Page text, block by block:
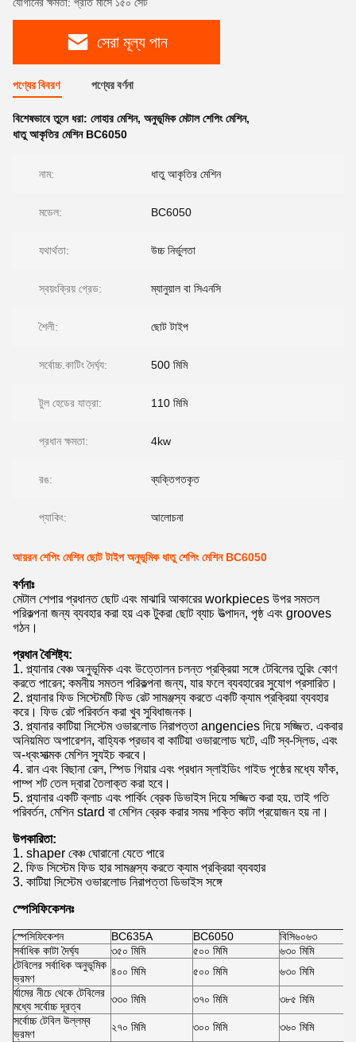
সেরা মূল্য পান
পণ্যের বিবরণ পণ্যের বর্ণনা
বিশেষভাবে তুলে ধরা: লোহার মেশিন, অনুভূমিক মেটাল শেপিং মেশিন,
ধাতু আকৃতির মেশিন BC6050
নাম: ধাতু আকৃতির মেশিন
মডেল: BC6050
যথার্থতা: উচ্চ নির্ভুলতা
স্বয়ংক্রিয় গ্রেড: ম্যানুয়াল বা সিএনসি
শৈলী: ছোট টাইপ
সর্বোচ্চ.কাটিং দৈর্ঘ্য: 500 মিমি
টুল হেডের যাত্রা: 110 মিমি
প্রধান ক্ষমতা: 4kw
রঙ: ব্যক্তিগতকৃত
প্যাকিং: আলোচনা
আয়রন শেপিং মেশিন ছোট টাইপ অনুভূমিক ধাতু শেপিং মেশিন BC6050
বর্ণনাঃ
মেটাল শেপার প্রধানত ছোট এবং মাঝারি আকারের workpieces উপর সমতল
পরিকল্পনা জন্য ব্যবহার করা হয় এক টুকরা ছোট ব্যাচ উত্পাদন, পৃষ্ঠ এবং grooves
গঠন।
প্রধান বৈশিষ্ট্য:
1. প্ল্যানার বেঞ্চ অনুভূমিক এবং উত্তোলন চলন্ত প্রক্রিয়া সঙ্গে টেবিলের তুরিং কোণ
করতে পারেন; কমনীয় সমতল পরিকল্পনা জন্য, যার ফলে ব্যবহারের সুযোগ প্রসারিত।
2. প্ল্যানার ফিড সিস্টেমটি ফিড রেট সামঞ্জস্য করতে একটি ক্যাম প্রক্রিয়া ব্যবহার
করে। ফিড রেট পরিবর্তন করা খুব সুবিধাজনক।
3. প্ল্যানার কাটিয়া সিস্টেম ওভারলোড নিরাপত্তা angencies দিয়ে সজ্জিত. একবার
অনিয়মিত অপারেশন, বাহ্যিক প্রভাব বা কাটিয়া ওভারলোড ঘটে, এটি স্ব-স্লিড, এবং
অ-ধ্বংসাত্মক মেশিন স্যুইচ করবে।
4. রান এবং বিছানা রেল, স্পিড গিয়ার এবং প্রধান স্লাইডিং গাইড পৃষ্ঠের মধ্যে ফাঁক,
পাম্প শট তেল দ্বারা তৈলাক্ত করা হবে।
5. প্ল্যানার একটি ক্লাচ এবং পার্কিং ব্রেক ডিভাইস দিয়ে সজ্জিত করা হয়. তাই গতি
পরিবর্তন, মেশিন stard বা মেশিন ব্রেক করার সময় শক্তি কাটা প্রয়োজন হয় না।
উপকারিতা:
1. shaper বেঞ্চ ঘোরানো যেতে পারে
2. ফিড সিস্টেম ফিড হার সামঞ্জস্য করতে ক্যাম প্রক্রিয়া ব্যবহার
3. কাটিয়া সিস্টেম ওভারলোড নিরাপত্তা ডিভাইস সঙ্গে
স্পেসিফিকেশনঃ
স্পেসিফিকেশন BC635A BC6050
বিসি৬০৬৩
সর্বাধিক কাটা দৈর্ঘ্য
৩৫০ মিমি ৫০০ মিমি
৬৩০ মিমি
টেবিলের সর্বাধিক অনুভূমিক
ভ্রমণ
৪০০ মিমি ৫০০ মিমি
৬৩০ মিমি
র্যামের নীচে থেকে টেবিলের
মধ্যে সর্বোচ্চ দূরত্ব
৩৩০ মিমি ৩৭০ মিমি
৩৮৫ মিমি
সর্বোচ্চ টেবিল উল্লম্ব
ভ্রমণ
২৭০ মিমি ৩০০ মিমি ৩৬০ মিমি